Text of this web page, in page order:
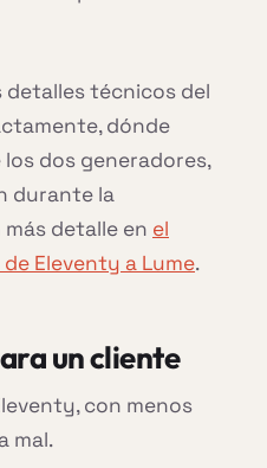
detalles técnicos del
dónde
dos generadores,
durante la
detalle en el
Eleventy a Lume.
un cliente
con menos
mal.